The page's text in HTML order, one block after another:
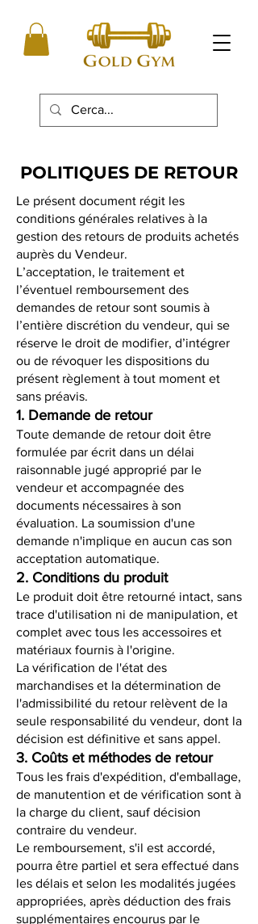
POLITIQUES DE RETOUR
Le présent document régit les
conditions générales relatives à la
gestion des retours de produits achetés
auprès du Vendeur.
L’acceptation, le traitement et
l’éventuel remboursement des
demandes de retour sont soumis à
l’entière discrétion du vendeur, qui se
réserve le droit de modifier, d’intégrer
ou de révoquer les dispositions du
présent règlement à tout moment et
sans préavis.
1. Demande de retour
Toute demande de retour doit être
formulée par écrit dans un délai
raisonnable jugé approprié par le
vendeur et accompagnée des
documents nécessaires à son
évaluation. La soumission d'une
demande n'implique en aucun cas son
acceptation automatique.
2. Conditions du produit
Le produit doit être retourné intact, sans
trace d'utilisation ni de manipulation, et
complet avec tous les accessoires et
matériaux fournis à l'origine.
La vérification de l'état des
marchandises et la détermination de
l'admissibilité du retour relèvent de la
seule responsabilité du vendeur, dont la
décision est définitive et sans appel.
3. Coûts et méthodes de retour
Tous les frais d'expédition, d'emballage,
de manutention et de vérification sont à
la charge du client, sauf décision
contraire du vendeur.
Le remboursement, s'il est accordé,
pourra être partiel et sera effectué dans
les délais et selon les modalités jugées
appropriées, après déduction des frais
supplémentaires encourus par le